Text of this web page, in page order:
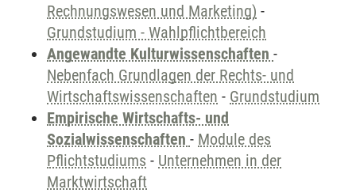
Rechnungswesen und Marketing) -
Grundstudium - Wahlpflichtbereich
Angewandte Kulturwissenschaften -
Nebenfach Grundlagen der Rechts- und
Wirtschaftswissenschaften - Grundstudium
Empirische Wirtschafts- und
Sozialwissenschaften - Module des
Pflichtstudiums - Unternehmen in der
Marktwirtschaft